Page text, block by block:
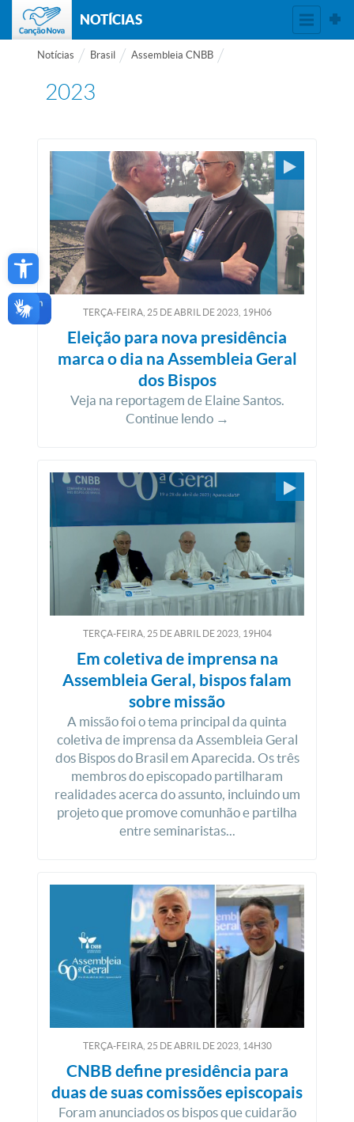
Open toolbar
NOTÍCIAS
Notícias Brasil Assembleia CNBB
2023
TERÇA-FEIRA, 25 DEABRIL DE2023, 19H06
Eleição para nova presidência
marca o dia na Assembleia Geral
dos Bispos
Veja na reportagem de Elaine Santos.
Continue lendo →
TERÇA-FEIRA, 25 DEABRIL DE2023, 19H04
Em coletiva de imprensa na
Assembleia Geral, bispos falam
sobre missão
A missão foi o tema principal da quinta
coletiva de imprensa da Assembleia Geral
dos Bispos do Brasil em Aparecida. Os três
membros do episcopado partilharam
realidades acerca do assunto, incluindo um
projeto que promove comunhão e partilha
entre seminaristas...
TERÇA-FEIRA, 25 DEABRIL DE2023, 14H30
CNBB define presidência para
duas de suas comissões episcopais
Foram anunciados os bispos que cuidarão